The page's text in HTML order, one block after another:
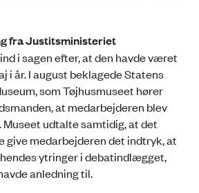
fra Justitsministeriet
i sagen efter, at den havde været
i år. I august beklagede Statens
som Tøjhusmuseet hører
at medarbejderen blev
udtalte samtidig, at det
give medarbejderen det indtryk, at
ytringer i debatindlægget,
anledning til.